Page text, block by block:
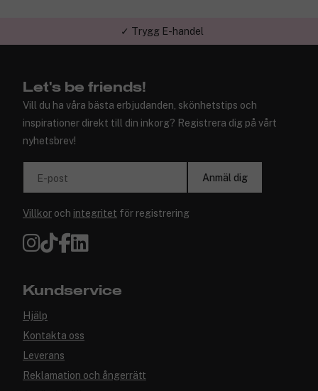
✓ Trygg E-handel
Let's be friends!
Vill du ha våra bästa erbjudanden, skönhetstips och
inspirationer direkt till din inkorg? Registrera dig på vårt
nyhetsbrev!
E-post Anmäl dig
Villkor och integritet för registrering
Kundservice
Hjälp
Kontakta oss
Leverans
Reklamation och ångerrätt